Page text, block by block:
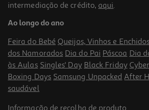
intermediação de crédito, aqui.
Ao longo do ano
Feira do Bebé Queijos, Vinhos e
dos Namorados Dia do Pai Páscoa Dia
às Aulas Singles' Day Black Friday
Boxing Days Samsung Unpacked After
saudável